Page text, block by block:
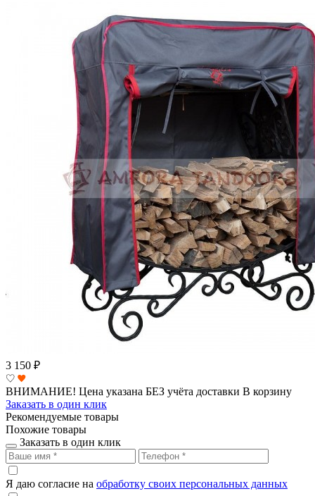
3 150 ₽
ВНИМАНИЕ! Цена указана БЕЗ учёта доставки В корзину
Заказать в один клик
Рекомендуемые товары
Похожие товары
Заказать в один клик
Я даю согласие на обработку своих персональных данных